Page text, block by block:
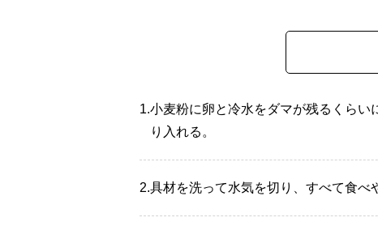
1.小麦粉に卵と冷水をダマが残るくらい
り入れる。
2.具材を洗って水気を切り、すべて食べ